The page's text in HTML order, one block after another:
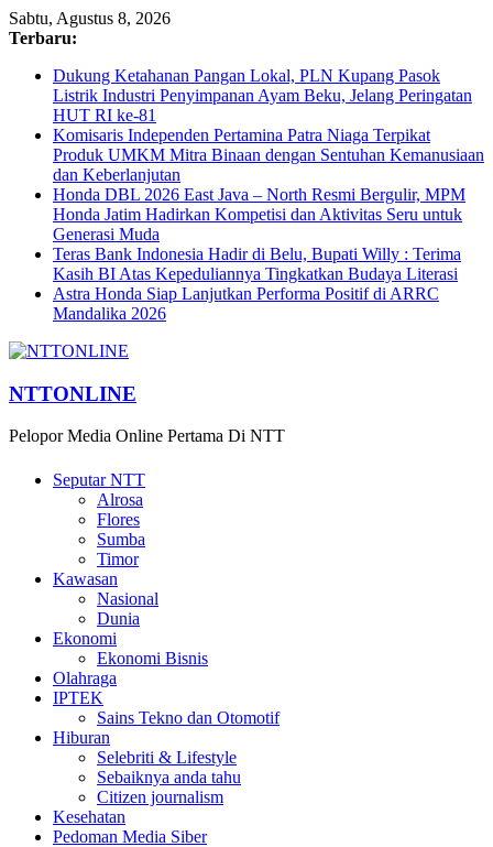
Sabtu, Agustus 8, 2026
Terbaru:
Dukung Ketahanan Pangan Lokal, PLN Kupang Pasok
Listrik Industri Penyimpanan Ayam Beku, Jelang Peringatan
HUT RI ke-81
Komisaris Independen Pertamina Patra Niaga Terpikat
Produk UMKM Mitra Binaan dengan Sentuhan Kemanusiaan
dan Keberlanjutan
Honda DBL 2026 East Java – North Resmi Bergulir, MPM
Honda Jatim Hadirkan Kompetisi dan Aktivitas Seru untuk
Generasi Muda
Teras Bank Indonesia Hadir di Belu, Bupati Willy : Terima
Kasih BI Atas Kepeduliannya Tingkatkan Budaya Literasi
Astra Honda Siap Lanjutkan Performa Positif di ARRC
Mandalika 2026
NTTONLINE
Pelopor Media Online Pertama Di NTT
Seputar NTT
Alrosa
Flores
Sumba
Timor
Kawasan
Nasional
Dunia
Ekonomi
Ekonomi Bisnis
Olahraga
IPTEK
Sains Tekno dan Otomotif
Hiburan
Selebriti & Lifestyle
Sebaiknya anda tahu
Citizen journalism
Kesehatan
Pedoman Media Siber